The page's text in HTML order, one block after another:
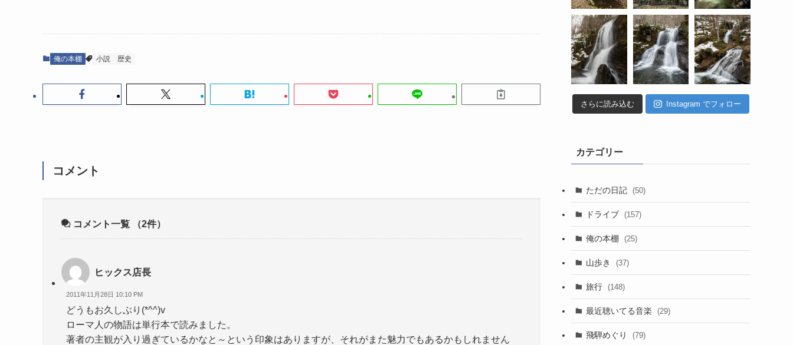
俺の本棚 小説 歴史
コメント
コメント一覧 （2件）
ヒックス店長
2011年11月28日 10:10 PM
どうもお久しぶり(*^^)v
ローマ人の物語は単行本で読みました。
著者の主観が入り過ぎているかなと～という印象はありますが、それがまた魅力でもあるかもしれません
さらに読み込む Instagram でフォロー
カテゴリー
ただの日記 (50)
ドライブ (157)
俺の本棚 (25)
山歩き (37)
旅行 (148)
最近聴いてる音楽 (29)
飛騨めぐり (79)